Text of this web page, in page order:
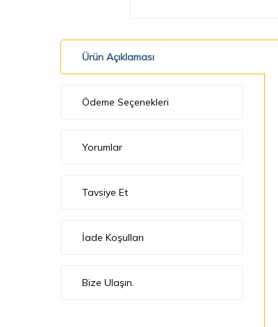
Ürün Açıklaması
Ödeme Seçenekleri
Yorumlar
Tavsiye Et
İade Koşulları
Bize Ulaşın.